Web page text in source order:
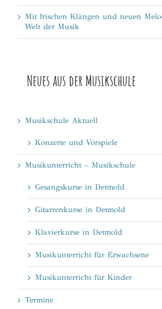
Mit frischen Klängen und neuen
Welt der Musik
Neues aus der Musikschule
Musikschule Aktuell
Konzerte und Vorspiele
Musikunterricht – Musikschule
Gesangskurse in Detmold
Gitarrenkurse in Detmold
Klavierkurse in Detmold
Musikunterricht für Erwachsene
Musikunterricht für Kinder
Termine